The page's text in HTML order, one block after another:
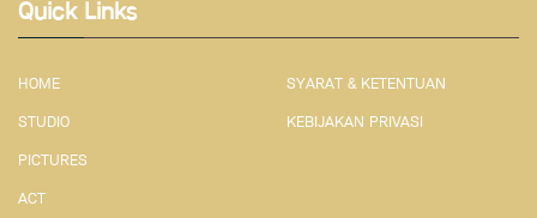
Quick Links
HOME SYARAT & KETENTUAN
STUDIO KEBIJAKAN PRIVASI
PICTURES
ACT